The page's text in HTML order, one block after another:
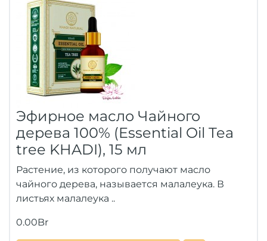
Эфирное масло Чайного
дерева 100% (Essential Oil Tea
tree KHADI), 15 мл
Растение, из которого получают масло
чайного дерева, называется малалеука. В
листьях малалеука ..
0.00Br